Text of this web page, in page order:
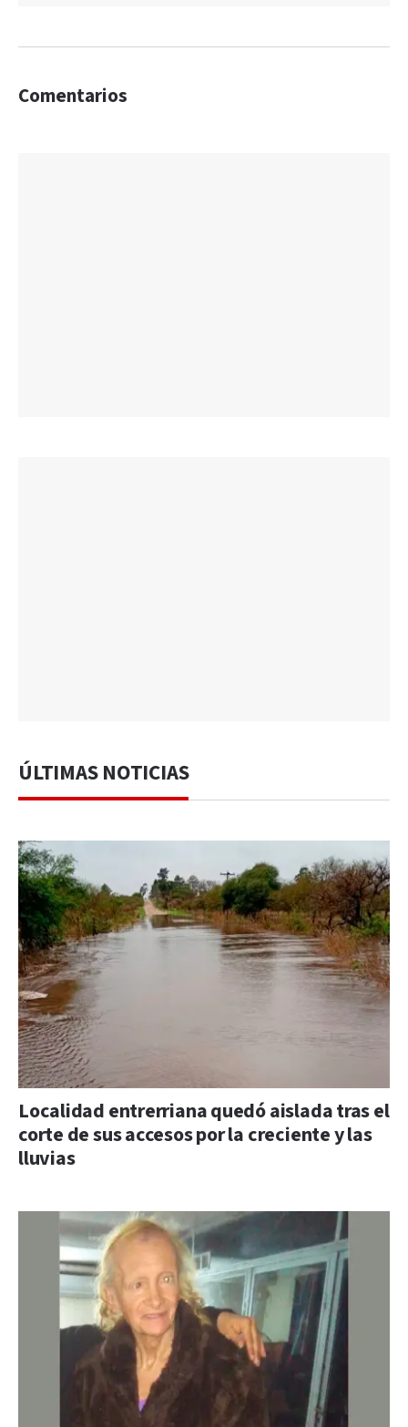
Comentarios
ÚLTIMAS NOTICIAS
Localidad entrerriana quedó aislada tras el
corte de sus accesos por la creciente y las
lluvias